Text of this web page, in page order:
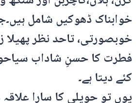
خوابناک ڈھوکیں شامل
خوبصورتی، تاحد نظر
فطرت کا حسنِ شاداب
کئے دیتا ہے۔
یوں تو حویلی کا سارا